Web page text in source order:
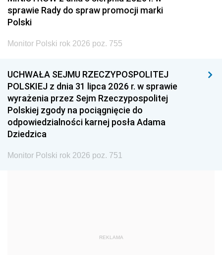
2008 2007 2006
2005
1996 1995 1994
1993 1992 1991
1990 1989
1987 1986 1985
1968
sprawie Rady do spraw promocji marki
Polski
Monitor Polski rok 2026 poz. 755
UCHWAŁA SEJMU RZECZYPOSPOLITEJ
POLSKIEJ z dnia 31 lipca 2026 r. w sprawie
wyrażenia przez Sejm Rzeczypospolitej
Polskiej zgody na pociągnięcie do
odpowiedzialności karnej posła Adama
Dziedzica
Monitor Polski rok 2026 poz. 751
REKLAMA